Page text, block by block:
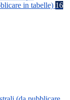
in tabelle) 16